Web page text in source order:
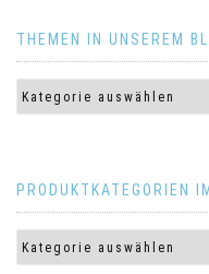
THEMEN IN UNSEREM
PRODUKTKATEGORIEN